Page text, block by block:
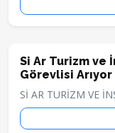
Si Ar Turizm ve
Görevlisi Arıyor
Sİ AR TURİZM VE